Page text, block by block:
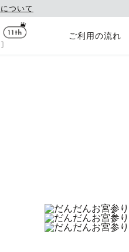
ついて
ご利用の流れ